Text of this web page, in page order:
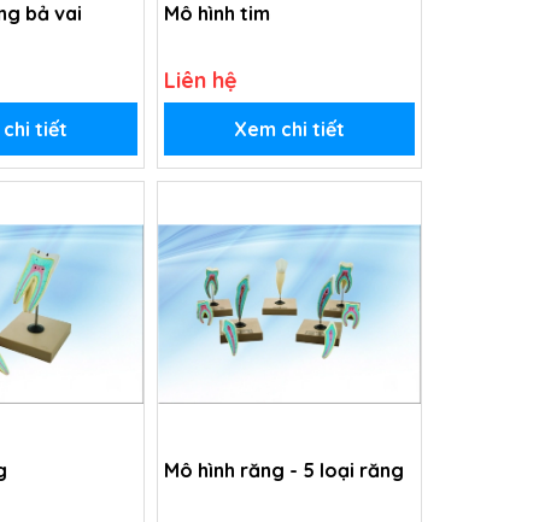
bả vai
chi tiết
Mô hình tim
Liên hệ
Xem chi tiết
Mô hình răng - 5 loại răng